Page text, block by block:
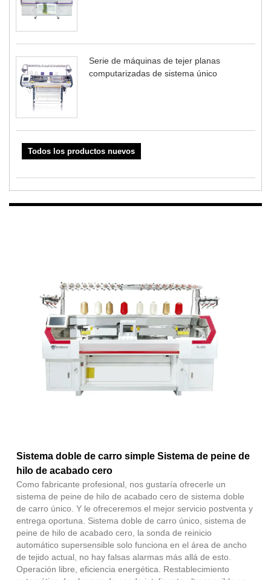
Serie de máquinas de tejer planas
computarizadas de sistema único
Todos los productos nuevos
Sistema doble de carro simple Sistema de peine de
hilo de acabado cero
Como fabricante profesional, nos gustaría ofrecerle un
sistema de peine de hilo de acabado cero de sistema doble
de carro único. Y le ofreceremos el mejor servicio postventa y
entrega oportuna. Sistema doble de carro único, sistema de
peine de hilo de acabado cero, la sonda de reinicio
automático supersensible solo funciona en el área de ancho
de tejido actual, no hay falsas alarmas más allá de esto.
Operación libre, eficiencia energética. Restablecimiento